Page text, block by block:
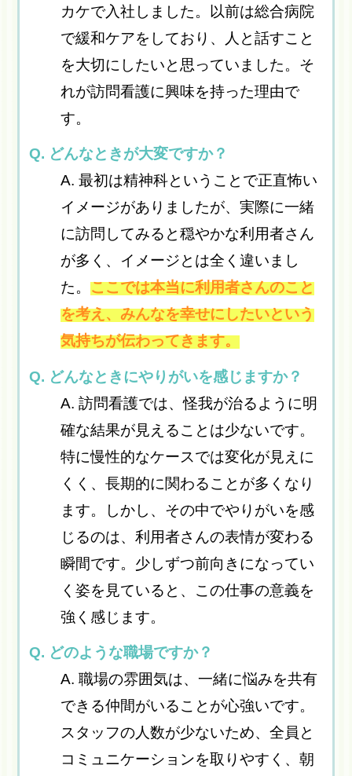
カケで入社しました。以前は総合病院
で緩和ケアをしており、人と話すこと
を大切にしたいと思っていました。そ
れが訪問看護に興味を持った理由で
す。
Q. どんなときが大変ですか？
A. 最初は精神科ということで正直怖い
イメージがありましたが、実際に一緒
に訪問してみると穏やかな利用者さん
が多く、イメージとは全く違いまし
た。ここでは本当に利用者さんのこと
を考え、みんなを幸せにしたいという
気持ちが伝わってきます。
Q. どんなときにやりがいを感じますか？
A. 訪問看護では、怪我が治るように明
確な結果が見えることは少ないです。
特に慢性的なケースでは変化が見えに
くく、長期的に関わることが多くなり
ます。しかし、その中でやりがいを感
じるのは、利用者さんの表情が変わる
瞬間です。少しずつ前向きになってい
く姿を見ていると、この仕事の意義を
強く感じます。
Q. どのような職場ですか？
A. 職場の雰囲気は、一緒に悩みを共有
できる仲間がいることが心強いです。
スタッフの人数が少ないため、全員と
コミュニケーションを取りやすく、朝